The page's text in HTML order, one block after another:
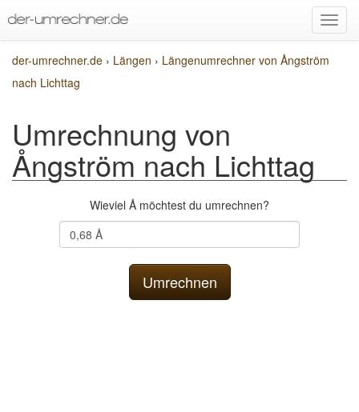
der-umrechner.de › Längen › Längenumrechner von Ångström
nach Lichttag
Umrechnung von
Ångström nach Lichttag
Wieviel Å möchtest du umrechnen?